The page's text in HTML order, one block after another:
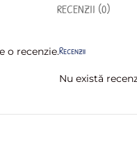
RECENZII (0)
Recenzii
Nu există
o recenzie.